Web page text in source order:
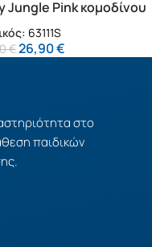
ήρωας
είναι από
Jungle Pink κομοδίνου
φωτιστικό (63111S)
63111S
€26,90€
στο
παιδικών